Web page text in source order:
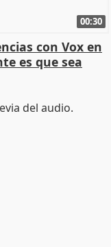
00:30
con Vox en
es que sea